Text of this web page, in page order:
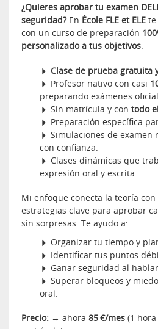
¿Quieres aprobar tu examen
seguridad?En École FLE et ELE te
con un curso de preparación
personalizado a tus objetivos
Clase de prueba gratuita
Profesor nativo con casi
preparando exámenes
Sin matrícula y con todo
Preparación específica
Simulaciones de examen
con confianza.
Clases dinámicas que
expresión oral y escrita.
Mi enfoque conecta la teoría
estrategias clave para aprobar
sin sorpresas. Te ayudo a:
Organizar tu tiempo y
Identificar tus puntos
Ganar seguridad al
Superar bloqueos y
oral.
Precio: → ahora 85 €/mes (1